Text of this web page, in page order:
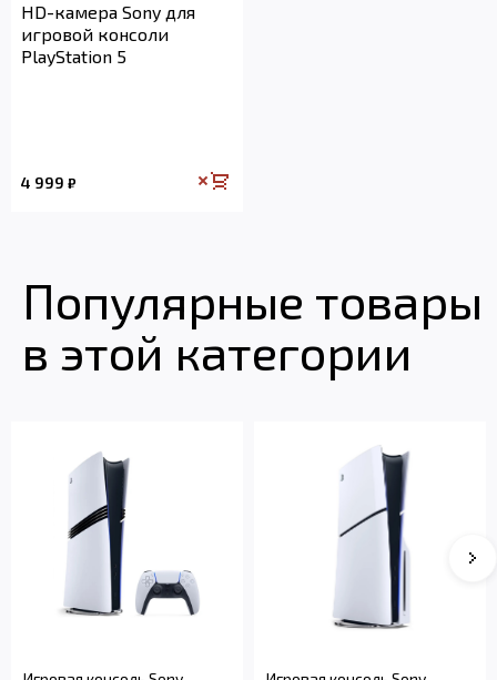
HD-камера Sony для
игровой консоли
PlayStation 5
4 999 ₽
Популярные товары
в этой категории